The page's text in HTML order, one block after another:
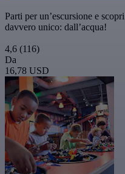
Parti per un’escursione e
davvero unico: dall’acqua!
4,6 (116)
Da
16,78 USD